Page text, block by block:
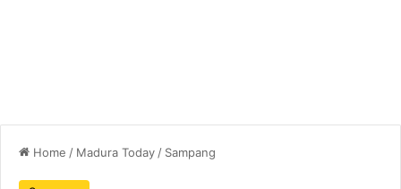
Home / Madura Today / Sampang